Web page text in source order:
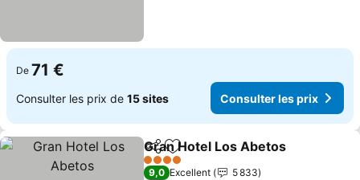
De 71 €
Consulter les prix de 15 sites Consulter les prix
PartagerAjouter à mes favoris
Gran Hotel Los Abetos
4 Étoiles
9,0 Excellent
5 833